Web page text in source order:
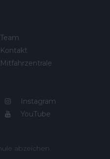
Team
Kontakt
Mitfahrzentrale
Instagram
YouTube